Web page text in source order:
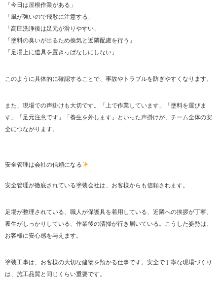
「今日は屋根作業がある」
「風が強いので飛散に注意する」
「高圧洗浄後は足元が滑りやすい」
「塗料の臭いが出るため換気と近隣配慮を行う」
「足場上に道具を置きっぱなしにしない」
このように具体的に確認することで、事故やトラブルを防ぎやすくなります。
また、現場での声掛けも大切です。「上で作業しています」「塗料を運びま
す」「足元注意です」「養生を外します」といった声掛けが、チーム全体の安
全につながります。
安全管理は会社の信頼になる
安全管理が徹底されている塗装会社は、お客様からも信頼されます。
足場が整理されている、職人が保護具を着用している、近隣への挨拶が丁寧、
養生がしっかりしている、作業後の清掃が行き届いている。こうした姿勢は、
お客様に安心感を与えます。
塗装工事は、お客様の大切な建物を預かる仕事です。安全で丁寧な現場づくり
は、施工品質と同じくらい重要です。